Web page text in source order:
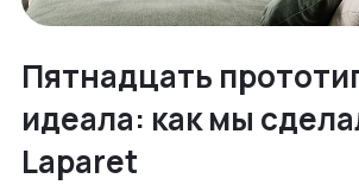
Пятнадцать
идеала: как мы
Laparet